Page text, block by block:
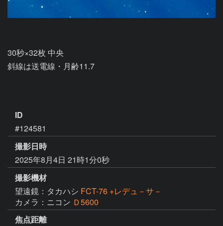
30秒×32枚 中央
斜線は送電線・月齢11.7
ID
#124581
撮影日時
2025年8月4日 21時1分0秒
撮影機材
望遠鏡：タカハシ FCT-76 +レデュ－サ－
カメラ：ニコン Ｄ5600
焦点距離